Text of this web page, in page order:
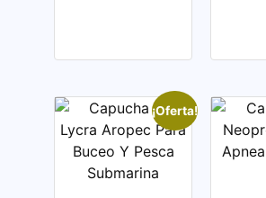
¡Oferta!